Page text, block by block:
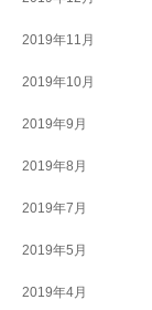
2019年11月
2019年10月
2019年9月
2019年8月
2019年7月
2019年5月
2019年4月